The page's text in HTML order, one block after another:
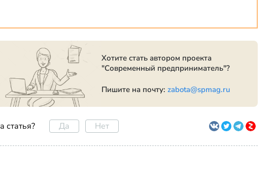
Хотите стать автором проекта
"Современный предприниматель"?
Пишите на почту:zabota@spmag.ru
статья? Да Нет